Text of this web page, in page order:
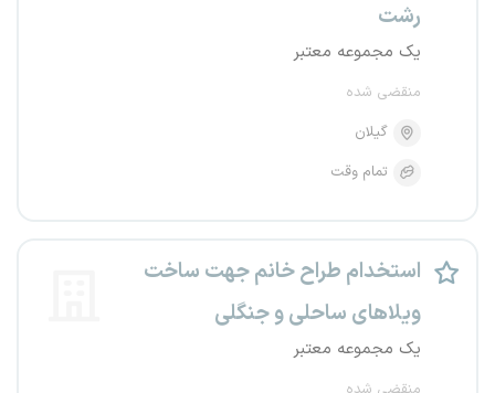
رشت
یک مجموعه معتبر
منقضی شده
گیلان
تمام وقت
استخدام طراح خانم جهت ساخت
ویلاهای ساحلی و جنگلی
یک مجموعه معتبر